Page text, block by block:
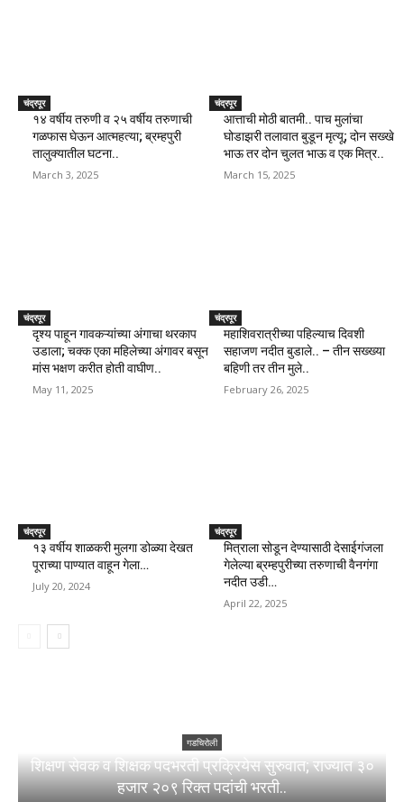
चंद्रपूर
१४ वर्षीय तरुणी व २५ वर्षीय तरुणाची
गळफास घेऊन आत्महत्या; ब्रम्हपुरी
तालुक्यातील घटना..
March 3, 2025
चंद्रपूर
आत्ताची मोठी बातमी.. पाच मुलांचा
घोडाझरी तलावात बुडून मृत्यू; दोन सख्खे
भाऊ तर दोन चुलत भाऊ व एक मित्र..
March 15, 2025
चंद्रपूर
दृश्य पाहून गावकऱ्यांच्या अंगाचा थरकाप
उडाला; चक्क एका महिलेच्या अंगावर बसून
मांस भक्षण करीत होती वाघीण..
May 11, 2025
चंद्रपूर
महाशिवरात्रीच्या पहिल्याच दिवशी
सहाजण नदीत बुडाले.. – तीन सख्ख्या
बहिणी तर तीन मुले..
February 26, 2025
चंद्रपूर
१३ वर्षीय शाळकरी मुलगा डोळ्या देखत
पूराच्या पाण्यात वाहून गेला…
July 20, 2024
चंद्रपूर
मित्राला सोडून देण्यासाठी देसाईगंजला
गेलेल्या ब्रम्हपुरीच्या तरुणाची वैनगंगा
नदीत उडी…
April 22, 2025
गडचिरोली
शिक्षण सेवक व शिक्षक पदभरती प्रक्रियेस सुरुवात; राज्यात ३०
हजार २०९ रिक्त पदांची भरती..